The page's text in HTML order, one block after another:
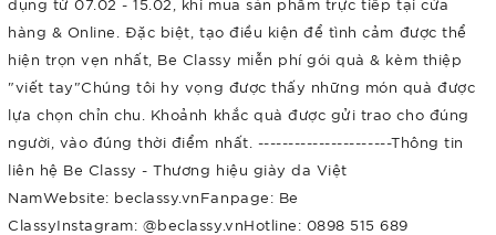
dụng từ 07.02 - 15.02, khi mua sản phẩm trực tiếp tại cửa
hàng & Online. Đặc biệt, tạo điều kiện để tình cảm được thể
hiện trọn vẹn nhất, Be Classy miễn phí gói quà & kèm thiệp
"viết tay"Chúng tôi hy vọng được thấy những món quà được
lựa chọn chỉn chu. Khoảnh khắc quà được gửi trao cho đúng
người, vào đúng thời điểm nhất. ----------------------Thông tin
liên hệ Be Classy - Thương hiệu giày da Việt
NamWebsite: beclassy.vnFanpage: Be
ClassyInstagram: @beclassy.vnHotline: 0898 515 689